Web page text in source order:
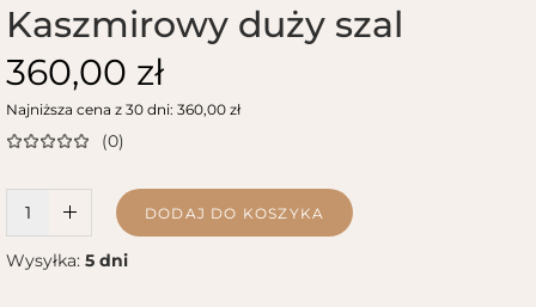
Kaszmirowy duży szal
360,00 zł
Najniższa cena z 30 dni: 360,00 zł
(0)
W KOSZYKU :)DODAJ DO KOSZYKA
Wysyłka: 5 dni